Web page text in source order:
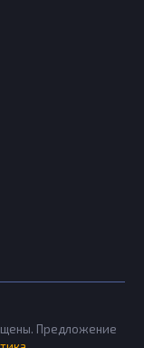
Предложение